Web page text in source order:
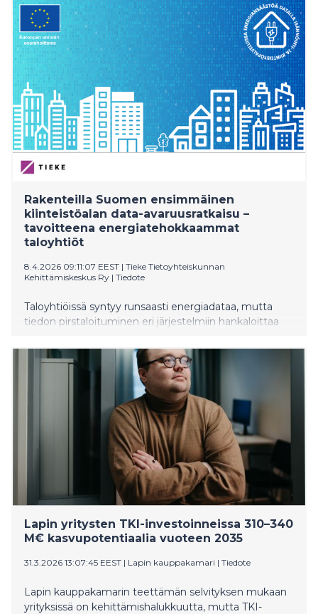
Rakenteilla Suomen ensimmäinen
kiinteistöalan data-avaruusratkaisu –
tavoitteena energiatehokkaammat
taloyhtiöt
8.4.2026 09:11:07 EEST | Tieke Tietoyhteiskunnan
Kehittämiskeskus Ry | Tiedote
Taloyhtiöissä syntyy runsaasti energiadataa, mutta
tiedon pirstaloituminen eri järjestelmiin hankaloittaa
ensimmäinen kiinteistöalalle suunnattu data-
avaruusratkaisu, joka kokoaa energiadatan hallitusti
yhteen. Tavoitteena on tehdä datapohjaisesta
energiajohtamisesta arkipäivää taloyhtiöissä ja
Lapin yritysten TKI-investoinneissa 310–340
M€ kasvupotentiaalia vuoteen 2035
31.3.2026 13:07:45 EEST | Lapin kauppakamari | Tiedote
Lapin kauppakamarin teettämän selvityksen mukaan
yrityksissä on kehittämishalukkuutta, mutta TKI-